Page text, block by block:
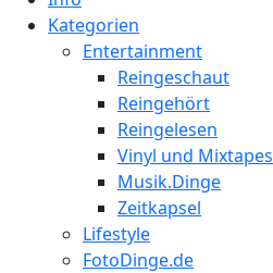
Kategorien
Entertainment
Reingeschaut
Reingehört
Reingelesen
Vinyl und Mixtapes
Musik.Dinge
Zeitkapsel
Lifestyle
FotoDinge.de